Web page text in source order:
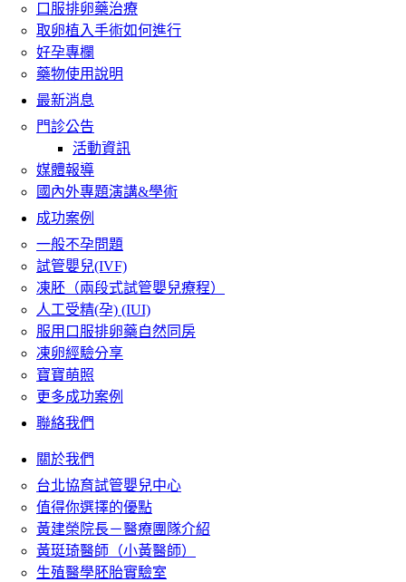
口服排卵藥治療
取卵植入手術如何進行
好孕專欄
藥物使用說明
最新消息
門診公告
活動資訊
媒體報導
國內外專題演講&學術
成功案例
一般不孕問題
試管嬰兒(IVF)
凍胚（兩段式試管嬰兒療程）
人工受精(孕) (IUI)
服用口服排卵藥自然同房
凍卵經驗分享
寶寶萌照
更多成功案例
聯絡我們
關於我們
台北協育試管嬰兒中心
值得你選擇的優點
黃建榮院長－醫療團隊介紹
黃珽琦醫師（小黃醫師）
生殖醫學胚胎實驗室